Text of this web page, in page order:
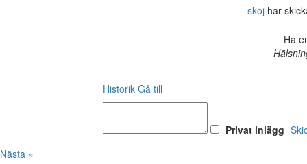
skojhar
Ha
Historik Gå till
Privat inlägg
Nästa »